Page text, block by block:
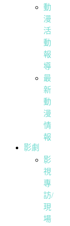
動
漫
活
動
報
導
最
新
動
漫
情
報
影劇
影
視
專
訪/
現
場